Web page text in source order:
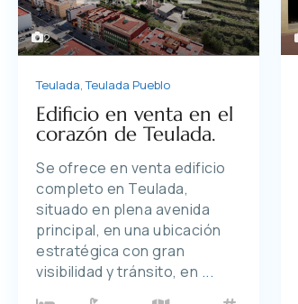
2
Teulada,Teulada Pueblo
Edificio en venta en el
corazón de Teulada.
Se ofrece en venta edificio
completo en Teulada,
situado en plena avenida
principal, en una ubicación
estratégica con gran
visibilidad y tránsito, en ...